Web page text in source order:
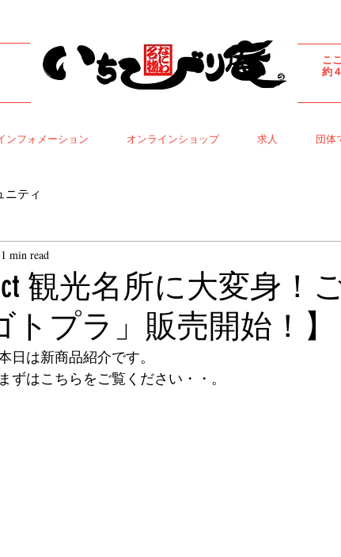
こ
約
ンフォメーション オンラインショップ 求人 団体
ニティ
観光名所に大変身！
トプラ」販売開始！】
1 min read
日は新商品紹介です。
ずはこちらをご覧ください・・。